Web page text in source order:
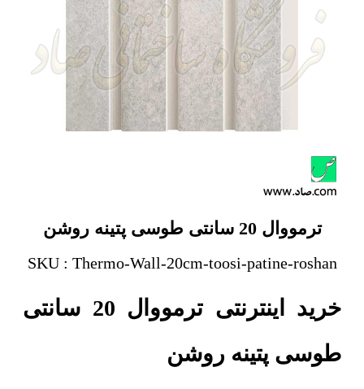
ترمووال 20 سانتی طوسی پتینه روشن
SKU : Thermo-Wall-20cm-toosi-patine-roshan
خرید اینترنتی ترمووال 20 سانتی
طوسی پتینه روشن